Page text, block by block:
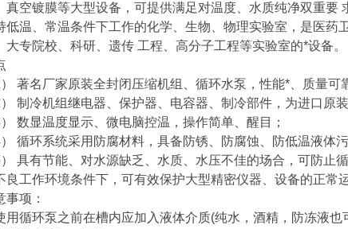
真空镀膜等大型设备，可提供满足对温度、水质纯净双重要
低温、常温条件下工作的化学、生物、物理实验室，是医药
大专院校、科研、遗传 工程、高分子工程等实验室的*设备。
） 著名厂家原装全封闭压缩机组、循环水泵，性能*、质量可
） 制冷机组继电器、保护器、电容器、制冷部件，为进口原
） 数显温度显示、微电脑控温，操作简单、醒目；
） 循环系统采用防腐材料，具备防锈、防腐蚀、防低温液体
） 具有节能、对水源缺乏、水质、水压不佳的场合，可防止
良工作环境条件下，可有效保护大型精密仪器、设备的正常运
事项：
用循环泵之前在槽内应加入液体介质(纯水，酒精，防冻液